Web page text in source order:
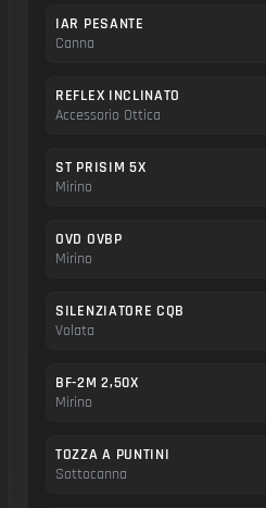
IAR PESANTE
Canna
REFLEX INCLINATO
Accessorio Ottica
ST PRISIM 5X
Mirino
OVD OVBP
Mirino
SILENZIATORE CQB
Volata
BF-2M 2,50X
Mirino
TOZZA A PUNTINI
Sottocanna